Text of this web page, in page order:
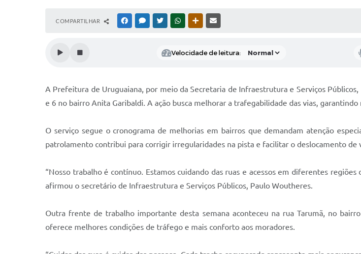
COMPARTILHAR FACEBOOKMESSENGER
TWITTERWHATSAPPOUTRAS MÍDIAS
Velocidade de leitura:
A Prefeitura de Uruguaiana, por meio da Secretaria de Infraestrutura e Serviços
e 6 no bairro Anita Garibaldi. A ação busca melhorar a trafegabilidade das vias,
O serviço segue o cronograma de melhorias em bairros que demandam atenção
patrolamento contribui para corrigir irregularidades na pista e facilitar o deslocamento de
“Nosso trabalho é contínuo. Estamos cuidando das ruas e acessos em diferentes regiões
afirmou o secretário de Infraestrutura e Serviços Públicos, Paulo Woutheres.
Outra frente de trabalho importante desta semana aconteceu na rua Tarumã, no
oferece melhores condições de tráfego e mais conforto aos moradores.